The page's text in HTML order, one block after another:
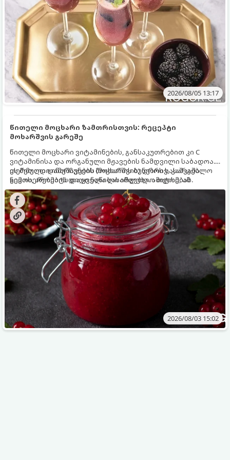
2026/08/05 13:17
წითელი მოცხარი ზამთრისთვის: რეცეპტი
მოხარშვის გარეშე
წითელი მოცხარი ვიტამინების, განსაკუთრებით კი C
ვიტამინისა და ორგანული მჟავების ნამდვილი საბადოა.
თერმული დამუშავების (მოხარშვის) დროს სასარგებლო
ნივთიერებების დიდი ნაწილი იშლება. ამიტომ, ამ
კენკრის ზამთრისთვის შესანახად საუკეთესო გზა
„ცოცხალი ჯემის“ მომზადებაა - მოხარშვის გარეშე.
ეს მეთოდი ინარჩუნებს მოცხარის ბუნებრივ, კაშკაშა
გემოს, არომატს და ყველა სასარგებლო თვისებას.
2026/08/03 15:02